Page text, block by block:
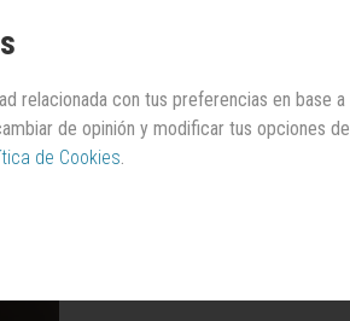
relacionada con tus preferencias en base a
de opinión y modificar tus opciones de
de Cookies.